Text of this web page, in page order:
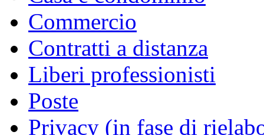
Commercio
Contratti a distanza
Liberi professionisti
Poste
Privacy (in fase di